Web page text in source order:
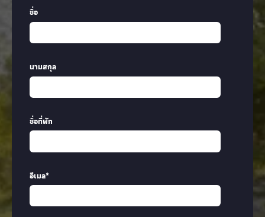
ชื่อ
นามสกุล
ชื่อที่พัก
อีเมล*